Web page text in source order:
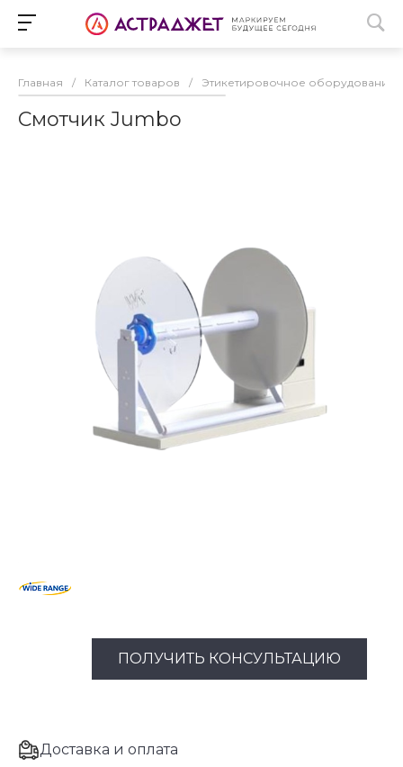
Главная / Каталог товаров / Этикетировочное оборудование
Смотчик Jumbo
ПОЛУЧИТЬ КОНСУЛЬТАЦИЮ
Доставка и оплата